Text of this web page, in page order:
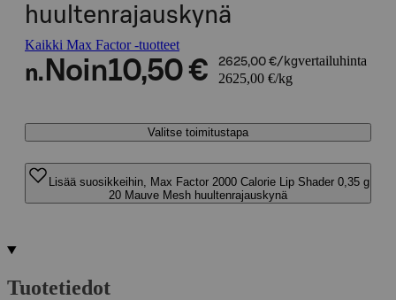
huultenrajauskynä
Kaikki Max Factor -tuotteet
n. Noin10,50 € 2625,00 €/kgvertailuhinta
2625,00 €/kg
Valitse toimitustapa
Lisää suosikkeihin, Max Factor 2000 Calorie Lip Shader 0,35 g
20 Mauve Mesh huultenrajauskynä
Tuotetiedot